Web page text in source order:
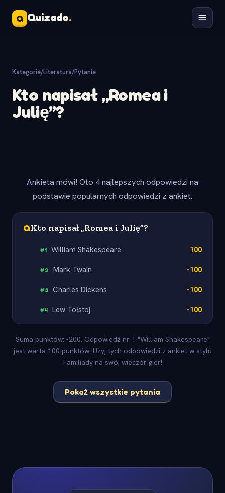
Q Quizado.
Kategorie/Literatura/Pytanie
Kto napisał „Romea i
Julię”?
Ankieta mówi! Oto 4 najlepszych odpowiedzi na
podstawie popularnych odpowiedzi z ankiet.
QKto napisał „Romea i Julię”?
#1 William Shakespeare 100
#2 Mark Twain -100
#3 Charles Dickens -100
#4 Lew Tołstoj -100
Suma punktów: -200. Odpowiedź nr 1 "William Shakespeare"
jest warta 100 punktów. Użyj tych odpowiedzi z ankiet w stylu
Familiady na swój wieczór gier!
Pokaż wszystkie pytania